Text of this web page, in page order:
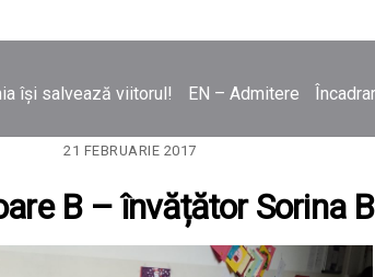
își salvează viitorul! EN – Admitere
21 FEBRUARIE 2017
B – învățător Sorina